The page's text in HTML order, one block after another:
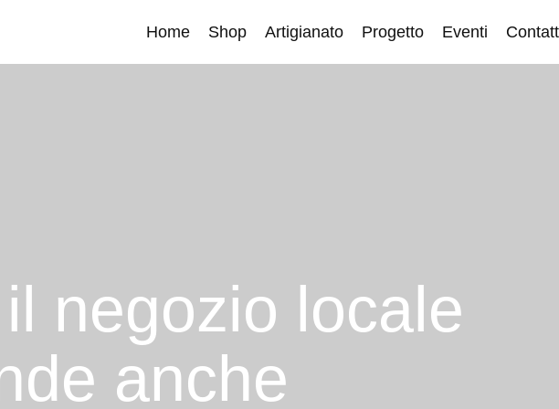
Home Shop Artigianato Progetto Eventi
negozio locale
anche